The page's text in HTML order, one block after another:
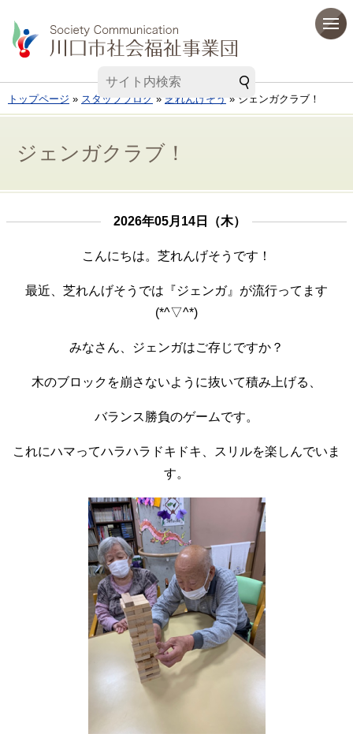
トップページ » スタッフブログ » 芝れんげそう » ジェンガクラブ！
ジェンガクラブ！
2026年05月14日（木）
こんにちは。芝れんげそうです！
最近、芝れんげそうでは『ジェンガ』が流行ってます
(*^▽^*)
みなさん、ジェンガはご存じですか？
木のブロックを崩さないように抜いて積み上げる、
バランス勝負のゲームです。
これにハマってハラハラドキドキ、スリルを楽しんでいま
す。